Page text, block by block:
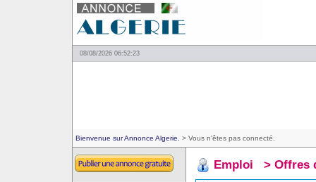
08/08/2026 06:52:23
Bienvenue sur Annonce Algerie. > Vous n'êtes pas connecté.
Emploi > Offres